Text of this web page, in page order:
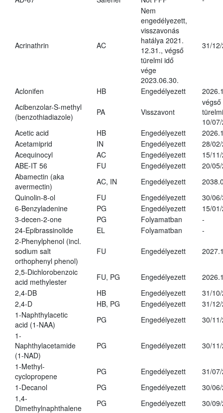
Acrinathrin AC
Nem
engedélyezett,
visszavonás
hatálya 2021.
12.31., végső
türelmi idő
vége
2023.06.30.
31/
Aclonifen HB Engedélyezett
Acibenzolar-S-methyl
(benzothiadiazole)
PA Visszavont
végső
10/
Acetic acid
HB Engedélyezett
Acetamiprid
IN Engedélyezett
28/
Acequinocyl
AC Engedélyezett
15/
ABE-IT 56
FU Engedélyezett
20/
Abamectin (aka
avermectin)
AC, IN Engedélyezett
Quinolin-8-ol
FU Engedélyezett
30/
6-Benzyladenine
PG Engedélyezett
15/
3-decen-2-one
PG Folyamatban
-
24-Epibrassinolide
EL Folyamatban
-
2-Phenylphenol (incl.
sodium salt
orthophenyl phenol)
FU Engedélyezett
2,5-Dichlorobenzoic
acid methylester
FU, PG Engedélyezett
2,4-DB
HB Engedélyezett
31/
2,4-D
HB, PG Engedélyezett
31/
1-Naphthylacetic
acid (1-NAA)
PG Engedélyezett
30/
1-
Naphthylacetamide
(1-NAD)
PG Engedélyezett 30/
1-Methyl-
cyclopropene
PG Engedélyezett
31/
1-Decanol
PG Engedélyezett
30/
1,4-
Dimethylnaphthalene
PG Engedélyezett
30/